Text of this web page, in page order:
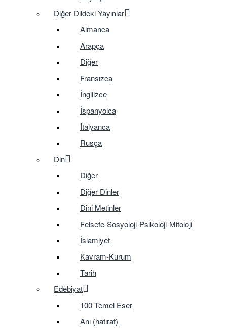
Diğer Dildeki Yayınlar
Almanca
Arapça
Diğer
Fransızca
İngilizce
İspanyolca
İtalyanca
Rusça
Din
Diğer
Diğer Dinler
Dini Metinler
Felsefe-Sosyoloji-Psikoloji-Mitoloji
İslamiyet
Kavram-Kurum
Tarih
Edebiyat
100 Temel Eser
Anı (hatırat)